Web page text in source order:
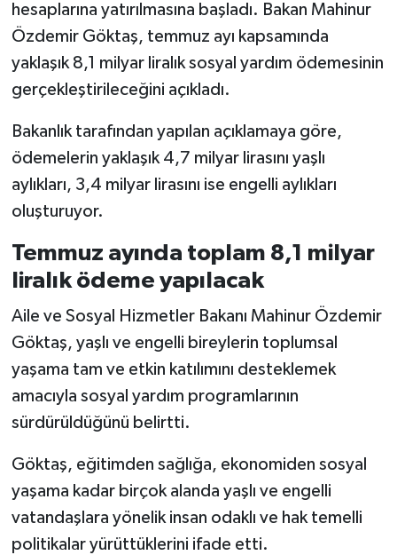
hesaplarına yatırılmasına başladı. Bakan Mahinur
Özdemir Göktaş, temmuz ayı kapsamında
yaklaşık 8,1 milyar liralık sosyal yardım ödemesinin
gerçekleştirileceğini açıkladı.
Bakanlık tarafından yapılan açıklamaya göre,
ödemelerin yaklaşık 4,7 milyar lirasını yaşlı
aylıkları, 3,4 milyar lirasını ise engelli aylıkları
oluşturuyor.
Temmuz ayında toplam 8,1 milyar
liralık ödeme yapılacak
Aile ve Sosyal Hizmetler Bakanı Mahinur Özdemir
Göktaş, yaşlı ve engelli bireylerin toplumsal
yaşama tam ve etkin katılımını desteklemek
amacıyla sosyal yardım programlarının
sürdürüldüğünü belirtti.
Göktaş, eğitimden sağlığa, ekonomiden sosyal
yaşama kadar birçok alanda yaşlı ve engelli
vatandaşlara yönelik insan odaklı ve hak temelli
politikalar yürüttüklerini ifade etti.